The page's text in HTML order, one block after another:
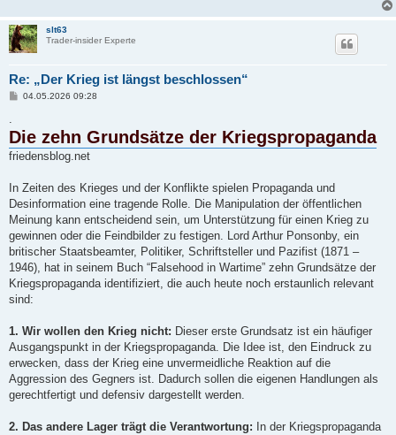
slt63
Trader-insider Experte
Re: „Der Krieg ist längst beschlossen“
B
r
a
g
04.05.2026 09:28
.
Die zehn Grundsätze der Kriegspropaganda
friedensblog.net
In Zeiten des Krieges und der Konflikte spielen Propaganda und
Desinformation eine tragende Rolle. Die Manipulation der öffentlichen
Meinung kann entscheidend sein, um Unterstützung für einen Krieg zu
gewinnen oder die Feindbilder zu festigen. Lord Arthur Ponsonby, ein
britischer Staatsbeamter, Politiker, Schriftsteller und Pazifist (1871 –
1946), hat in seinem Buch “Falsehood in Wartime” zehn Grundsätze der
Kriegspropaganda identifiziert, die auch heute noch erstaunlich relevant
sind:
1. Wir wollen den Krieg nicht: Dieser erste Grundsatz ist ein häufiger
Ausgangspunkt in der Kriegspropaganda. Die Idee ist, den Eindruck zu
erwecken, dass der Krieg eine unvermeidliche Reaktion auf die
Aggression des Gegners ist. Dadurch sollen die eigenen Handlungen als
gerechtfertigt und defensiv dargestellt werden.
2. Das andere Lager trägt die Verantwortung:
In der Kriegspropaganda